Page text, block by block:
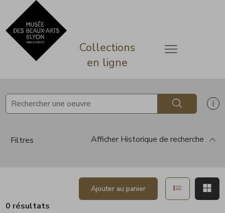
Accèder directement au contenu
Accèder directement au contenu
Collections
en ligne
Ouvrir le menu
Rechercher
Filtres AfficherHistorique de recherche
0 résultats
Ajouter au panier Afficher en